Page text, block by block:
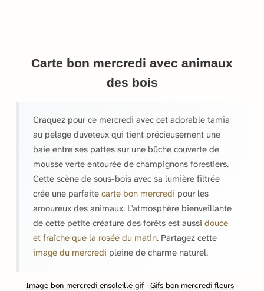
Carte bon mercredi avec animaux
des bois
Craquez pour ce mercredi avec cet adorable tamia
au pelage duveteux qui tient précieusement une
baie entre ses pattes sur une bûche couverte de
mousse verte entourée de champignons forestiers.
Cette scène de sous-bois avec sa lumière filtrée
crée une parfaite carte bon mercredi pour les
amoureux des animaux. L'atmosphère bienveillante
de cette petite créature des forêts est aussi douce
et fraîche que la rosée du matin. Partagez cette
image du mercredi pleine de charme naturel.
Image bon mercredi ensoleillé gif · Gifs bon mercredi fleurs ·